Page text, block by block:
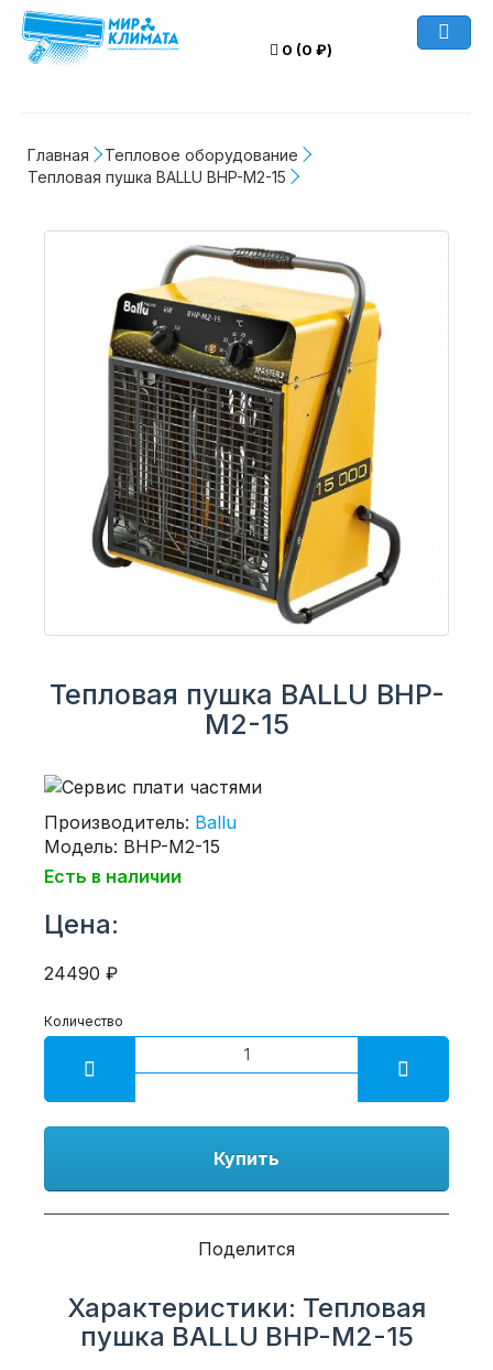
0 (0 ₽)
Главная
Тепловое оборудование
Тепловая пушка BALLU BHP-M2-15
Тепловая пушка BALLU BHP-
M2-15
Производитель: Ballu
Модель: BHP-M2-15
Есть в наличии
Цена:
24490 ₽
Количество
Купить
Поделится
Характеристики: Тепловая
пушка BALLU BHP-M2-15